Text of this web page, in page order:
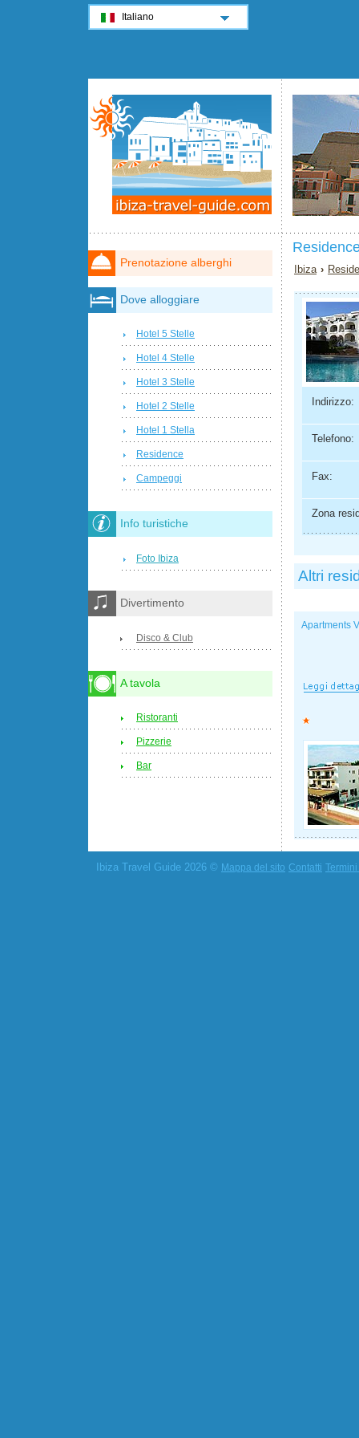
Ibiza ›
Indirizzo:
Telefono:
Fax:
Zona
Altri
Apartments
Prenotazione alberghi
Dove alloggiare
Hotel 5 Stelle
Hotel 4 Stelle
Hotel 3 Stelle
Hotel 2 Stelle
Hotel 1 Stella
Residence
Campeggi
Info turistiche
Foto Ibiza
Divertimento
Disco & Club
A tavola
Ristoranti
Pizzerie
Bar
Ibiza Travel Guide 2026 © Mappa del sito Contatti
Italiano